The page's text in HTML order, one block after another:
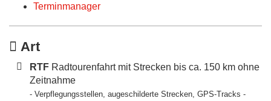
Terminmanager
Art
RTF Radtourenfahrt mit Strecken bis ca. 150 km ohne
Zeitnahme
- Verpflegungsstellen, augeschilderte Strecken, GPS-Tracks -